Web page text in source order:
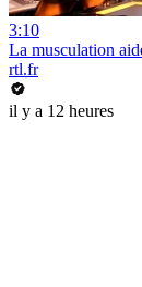
3:10
La musculation
rtl.fr
il y a 12 heures